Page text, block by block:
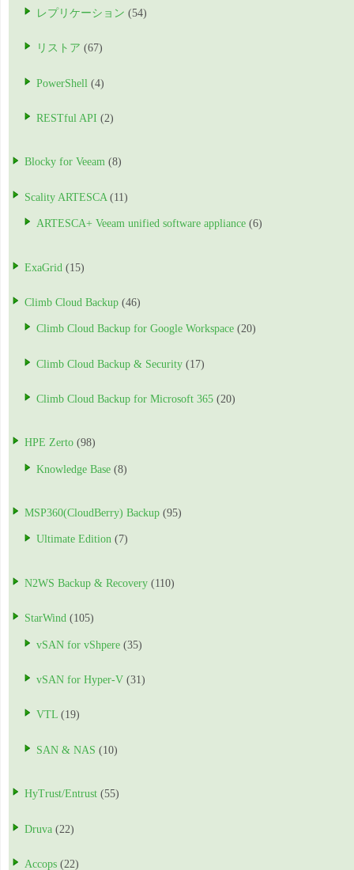
レプリケーション (54)
リストア (67)
PowerShell (4)
RESTful API (2)
Blocky for Veeam (8)
Scality ARTESCA (11)
ARTESCA+ Veeam unified software appliance (6)
ExaGrid (15)
Climb Cloud Backup (46)
Climb Cloud Backup for Google Workspace (20)
Climb Cloud Backup & Security (17)
Climb Cloud Backup for Microsoft 365 (20)
HPE Zerto (98)
Knowledge Base (8)
MSP360(CloudBerry) Backup (95)
Ultimate Edition (7)
N2WS Backup & Recovery (110)
StarWind (105)
vSAN for vShpere (35)
vSAN for Hyper-V (31)
VTL (19)
SAN & NAS (10)
HyTrust/Entrust (55)
Druva (22)
Accops (22)